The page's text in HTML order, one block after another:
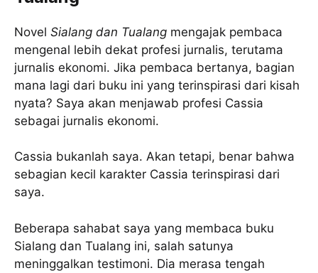
Novel Sialang dan Tualang mengajak pembaca
mengenal lebih dekat profesi jurnalis, terutama
jurnalis ekonomi. Jika pembaca bertanya, bagian
mana lagi dari buku ini yang terinspirasi dari kisah
nyata? Saya akan menjawab profesi Cassia
sebagai jurnalis ekonomi.
Cassia bukanlah saya. Akan tetapi, benar bahwa
sebagian kecil karakter Cassia terinspirasi dari
saya.
Beberapa sahabat saya yang membaca buku
Sialang dan Tualang ini, salah satunya
meninggalkan testimoni. Dia merasa tengah